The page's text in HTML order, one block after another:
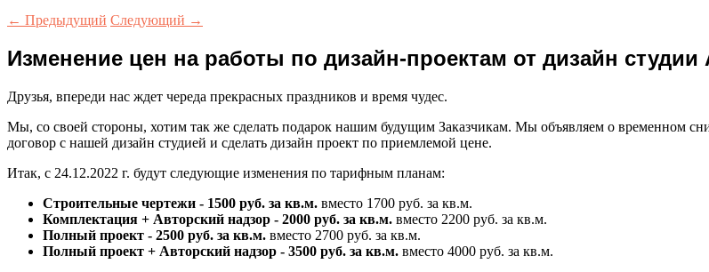
← Предыдущий Следующий →
Изменение цен на работы по дизайн-проектам от дизайн студии
Друзья, впереди нас ждет череда прекрасных праздников и время чудес.
Мы, со своей стороны, хотим так же сделать подарок нашим будущим Заказчикам. Мы объявляем о временном
договор с нашей дизайн студией и сделать дизайн проект по приемлемой цене.
Итак, с 24.12.2022 г. будут следующие изменения по тарифным планам:
Строительные чертежи - 1500 руб. за кв.м. вместо 1700 руб. за кв.м.
Комплектация + Авторский надзор - 2000 руб. за кв.м. вместо 2200 руб. за кв.м.
Полный проект - 2500 руб. за кв.м. вместо 2700 руб. за кв.м.
Полный проект + Авторский надзор - 3500 руб. за кв.м. вместо 4000 руб. за кв.м.